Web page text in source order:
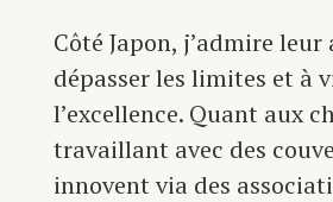
Côté Japon, j’admire
dépasser les limites et à
l’excellence. Quant aux
travaillant avec des
innovent via des